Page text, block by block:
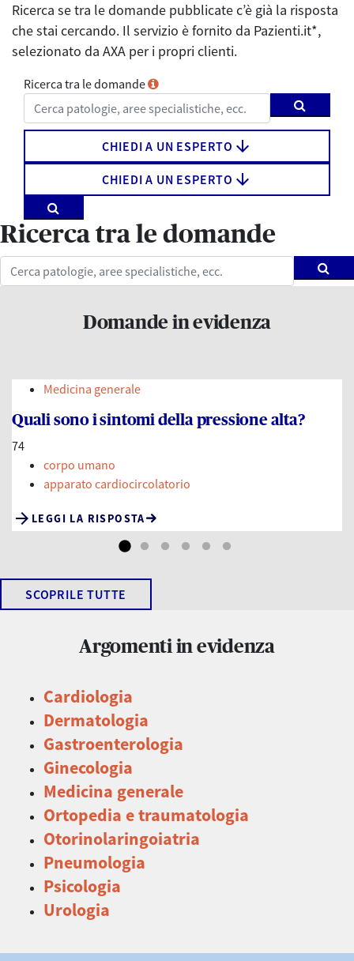
Ricerca se tra le domande pubblicate c’è già la risposta
che stai cercando. Il servizio è fornito da Pazienti.it*,
selezionato da AXA per i propri clienti.
Ricerca tra le domande
CHIEDI A UN ESPERTO arrow_downward
CHIEDI A UN ESPERTO arrow_downward
Ricerca tra le domande
Domande in evidenza
Medicina generale
Quali sono i sintomi della pressione alta?
74
corpo umano
apparato cardiocircolatorio
LEGGI LA RISPOSTA
arrow_forward
SCOPRILE TUTTE
Argomenti in evidenza
Cardiologia
Dermatologia
Gastroenterologia
Ginecologia
Medicina generale
Ortopedia e traumatologia
Otorinolaringoiatria
Pneumologia
Psicologia
Urologia